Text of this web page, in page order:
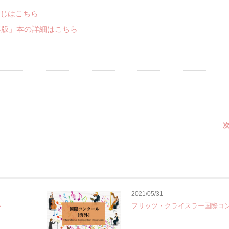
はこちら
」本の詳細はこちら
2021/05/31
フリッツ・クライスラー国際コ